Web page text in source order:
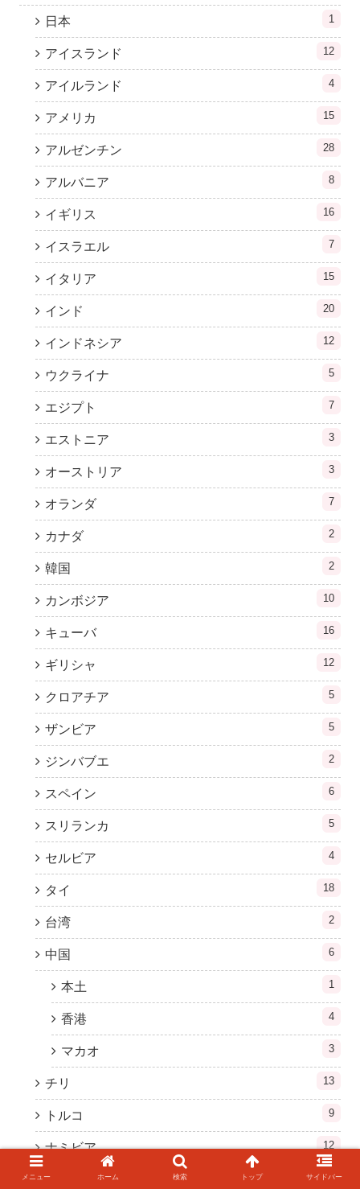
日本 1
アイスランド 12
アイルランド 4
アメリカ 15
アルゼンチン 28
アルバニア 8
イギリス 16
イスラエル 7
イタリア 15
インド 20
インドネシア 12
ウクライナ 5
エジプト 7
エストニア 3
オーストリア 3
オランダ 7
カナダ 2
韓国 2
カンボジア 10
キューバ 16
ギリシャ 12
クロアチア 5
ザンビア 5
ジンバブエ 2
スペイン 6
スリランカ 5
セルビア 4
タイ 18
台湾 2
中国 6
本土 1
香港 4
マカオ 3
チリ 13
トルコ 9
ナミビア 12
ノルウェー 4
メニュー ホーム 検索 トップ サイドバー